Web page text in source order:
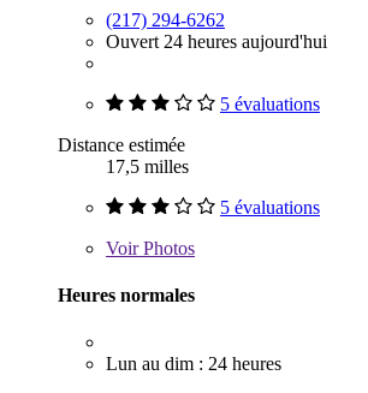
(217) 294-6262
Ouvert 24 heures aujourd'hui
5 évaluations
Distance estimée
17,5 milles
5 évaluations
VoirPhotos
Heures normales
Lun au dim : 24 heures